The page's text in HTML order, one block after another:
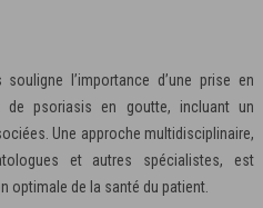
l’importance d’une prise en
de psoriasis en goutte, incluant un
Une approche multidisciplinaire,
et autres spécialistes, est
optimale de la santé du patient.